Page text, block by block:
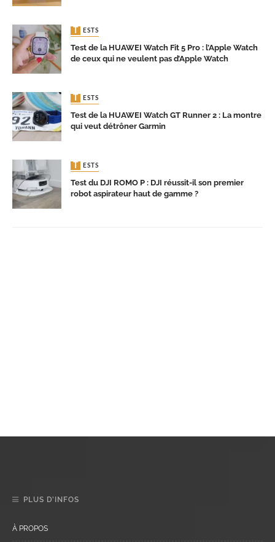
TESTS
Test de la HUAWEI Watch Fit 5 Pro : l’Apple Watch
de ceux qui ne veulent pas d’Apple Watch
TESTS
Test de la HUAWEI Watch GT Runner 2 : La montre
qui veut détrôner Garmin
TESTS
Test du DJI ROMO P : DJI réussit-il son premier
robot aspirateur haut de gamme ?
PLUS D’INFOS
À PROPOS